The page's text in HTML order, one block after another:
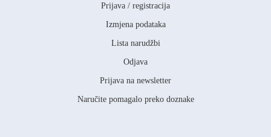
Prijava / registracija
Izmjena podataka
Lista narudžbi
Odjava
Prijava na newsletter
Naručite pomagalo preko doznake